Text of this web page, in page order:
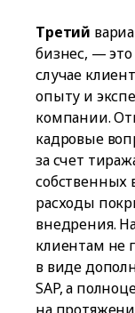
Третий
бизнес, —
случае
опыту и
компании.
кадровые
за счет
собственных
расходы
внедрения.
клиентам не
в виде
SAP, а